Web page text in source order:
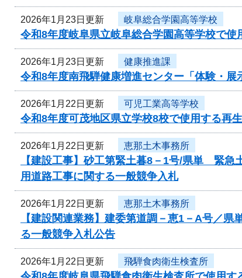
2026年1月23日更新 岐阜総合学園高等学校
令和8年度岐阜県立岐阜総合学園高等学校で
2026年1月23日更新 健康推進課
令和8年度南飛騨健康増進センター「体験・
2026年1月22日更新 可児工業高等学校
令和8年度可茂地区県立学校8校で使用する再
2026年1月22日更新 恵那土木事務所
【建設工事】砂工第緊土暮8－1号/県単 緊急
用道路工事に関する一般競争入札
2026年1月22日更新 恵那土木事務所
【建設関連業務】建委第道調－恵1－A号
る一般競争入札公告
2026年1月22日更新 飛騨食肉衛生検査所